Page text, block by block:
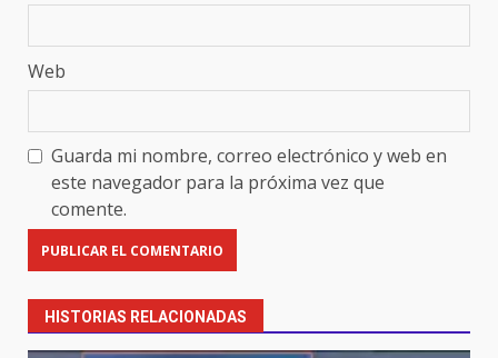
Web
Guarda mi nombre, correo electrónico y web en
este navegador para la próxima vez que
comente.
HISTORIAS RELACIONADAS